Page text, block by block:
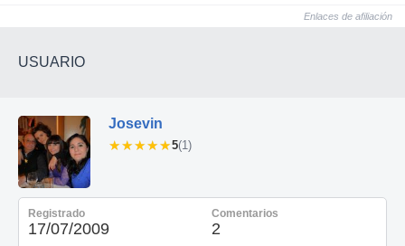
Enlaces de afiliación
USUARIO
Josevin
★★★★★
★★★★★5(1)
Registrado
17/07/2009
Comentarios
2